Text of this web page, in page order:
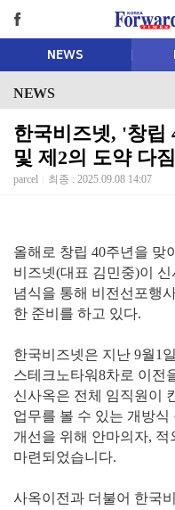
NEWS
NEWS
한국비즈넷, '창립
및 제2의 도약 다짐
parcel 최종 : 2025.09.08 14:07
올해로 창립 40주년을 맞
비즈넷(대표 김민중)이
념식을 통해 비전선포행
한 준비를 하고 있다.
한국비즈넷은 지난 9월1
스테크노타워8차로 이전
신사옥은 전체 임직원이
업무를 볼 수 있는 개방
개선을 위해 안마의자, 적
마련되었습니다.
사옥이전과 더불어 한국